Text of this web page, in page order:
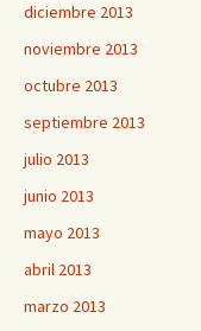
diciembre 2013
noviembre 2013
octubre 2013
septiembre 2013
julio 2013
junio 2013
mayo 2013
abril 2013
marzo 2013